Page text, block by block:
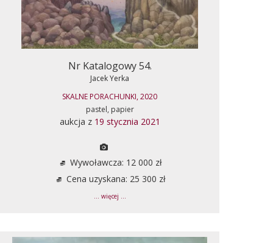
Nr Katalogowy 54.
Jacek Yerka
SKALNE PORACHUNKI, 2020
pastel, papier
aukcja z 19 stycznia 2021
Wywoławcza: 12 000 zł
Cena uzyskana: 25 300 zł
... więcej ...